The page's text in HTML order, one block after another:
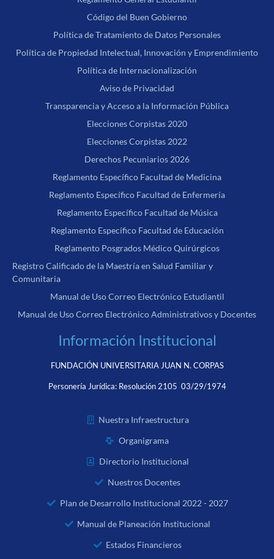
Código del Buen Gobierno
Política de Tratamiento de Datos Personales
Política de Propiedad Intelectual, Innovación y Emprendimiento
Política de Internacionalización
Aviso de Privacidad
Transparencia y Acceso a la Información Pública
Elecciones Corpistas 2020
Elecciones Corpistas 2022
Derechos Pecuniarios 2026
Reglamento Específico Facultad de Medicina
Reglamento Específico Facultad de Enfermería
Reglamento Específico Facultad de Música
Reglamento Específico Facultad de Educación
Reglamento Posgrados Médico Quirúrgicos
Registro Calificado de la Maestría en Salud Familiar y
Comunitaria
Manual de Uso Correo Electrónico Estudiantil
Manual de Uso Correo Electrónico Administrativos y Docentes
Información Institucional
FUNDACIÓN UNIVERSITARIA JUAN N. CORPAS
Personería Jurídica: Resolución 2105 03/29/1974
Nuestra Infraestructura
Organigrama
Directorio Institucional
Nuestros Docentes
Plan de Desarrollo Institucional 2022 - 2027
Manual de Planeación Institucional
Estados Financieros